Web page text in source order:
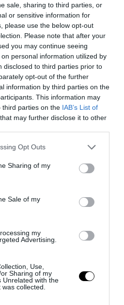
sale, sharing to third parties, or
or sensitive information for
please use the below opt-out
Please note that after your
you may continue seeing
personal information utilized by
disclosed to third parties prior to
opt-out of the further
information by third parties on the
This information may
third parties on the IAB’s List of
that may further disclose it to other
app uses one or more Google
behaviour. You may click to
and its third-party tags to
purposes in below Google
Opt Outs
Sharing of my
Sale of my
my
Advertising.
Use,
Sharing of my
Unrelated with the
collected.
γύρισε σοβαρά
σπίτι που τον
μετά τη φωτιά